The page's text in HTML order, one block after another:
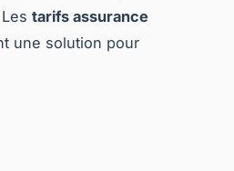
tarifs assurance
une solution pour